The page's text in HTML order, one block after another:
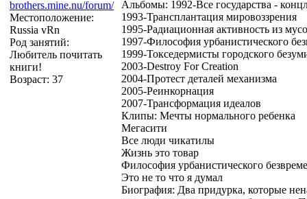
brothers.mine.nu/forum/
Местоположение:
Russia vRn
Род занятий:
Любитель почитать
книги!
Возраст: 37
Альбомы: 1992-Все государства -
1993-Трансплантация мировоззрения
1995-Радиационная активность из
1997-Философия урбанистического
1999-Токседермисты городского
2003-Destroy For Creation
2004-Протест деталей механизма
2005-Реинкорнация
2007-Трансформация идеалов
Клипы: Мечты нормального ребенка
Мегасити
Все люди чикатилы
Жизнь это товар
Философия урбанистического
Это не то что я думал
Биография: Два придурка, которые